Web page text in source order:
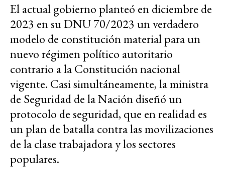
El actual gobierno planteó en diciembre de
2023 en su DNU 70/2023 un verdadero
modelo de constitución material para un
nuevo régimen político autoritario
contrario a la Constitución nacional
vigente. Casi simultáneamente, la ministra
de Seguridad de la Nación diseñó un
protocolo de seguridad, que en realidad es
un plan de batalla contra las movilizaciones
de la clase trabajadora y los sectores
populares.